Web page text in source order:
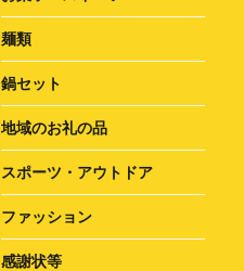
麺類
鍋セット
地域のお礼の品
スポーツ・アウトドア
ファッション
感謝状等